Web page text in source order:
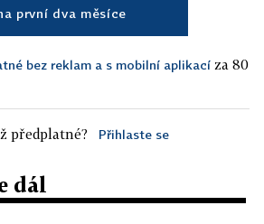
první dva měsíce
bez reklam a s mobilní aplikací za 80
předplatné? Přihlaste se
dál